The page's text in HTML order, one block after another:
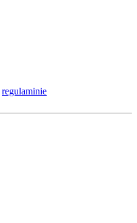
regulaminie